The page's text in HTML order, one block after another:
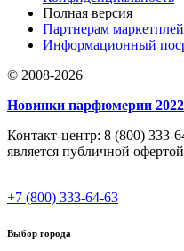
Полная версия
Партнерам
Информационный
© 2008-2026
Новинки парфюмерии 2022
Контакт-центр: 8 (800) 333-
является публичной офертой
+7 (800) 333-64-63
Выбор города